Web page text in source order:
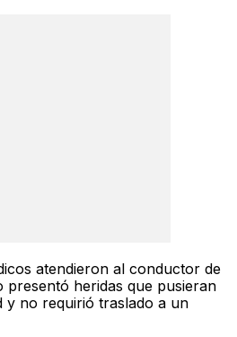
atendieron al conductor de
presentó heridas que pusieran
y no requirió traslado a un